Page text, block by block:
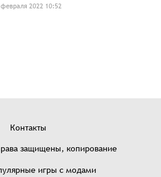
2022 10:52
Контакты
защищены, копирование
игры с модами